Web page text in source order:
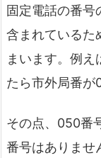
固定電話の番号
含まれているた
まいます。例
たら市外局番が
その点、050番
番号はありませ